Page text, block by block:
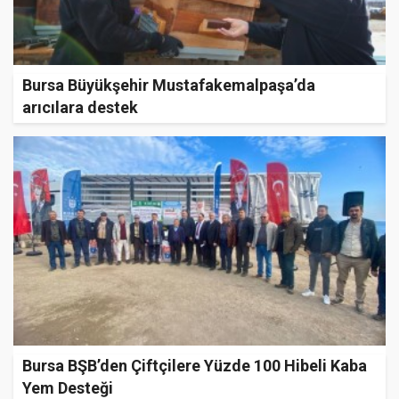
Bursa Büyükşehir Mustafakemalpaşa’da
arıcılara destek
Bursa BŞB’den Çiftçilere Yüzde 100 Hibeli Kaba
Yem Desteği